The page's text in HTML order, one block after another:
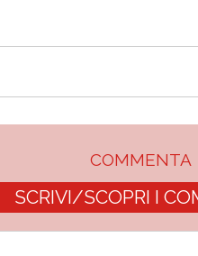
COMMENTA
SCRIVI/SCOPRI I